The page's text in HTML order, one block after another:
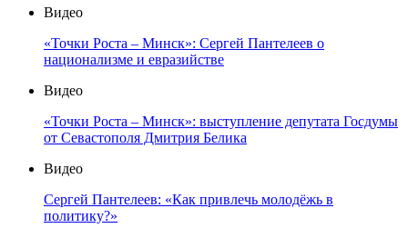
Видео
«Точки Роста – Минск»: Сергей Пантелеев о
национализме и евразийстве
Видео
«Точки Роста – Минск»: выступление депутата Госдумы
от Севастополя Дмитрия Белика
Видео
Сергей Пантелеев: «Как привлечь молодёжь в
политику?»